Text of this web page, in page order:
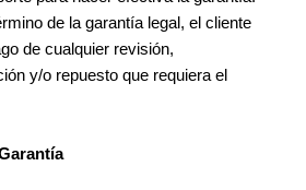
de la garantía legal, el cliente
de cualquier revisión,
y/o repuesto que requiera el